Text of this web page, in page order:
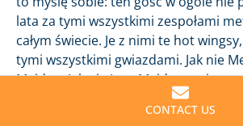
CONTACT US
lata za tymi wszystkimi zespołami
całym świecie. Je z nimi te hot
tymi wszystkimi gwiazdami. Jak nie
Maiden. Jak nie Iron Maiden, to inny
nie znam tylko dlatego, że jeszcze nie
ekspertem w tej dziedzinie takim jak